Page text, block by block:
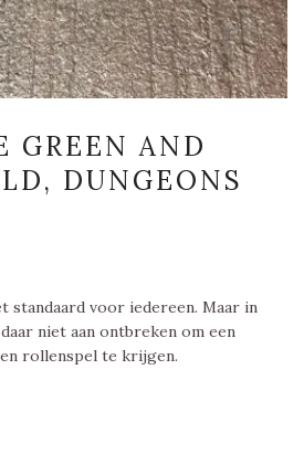
GREEN AND
DUNGEONS
standaard voor iedereen. Maar in
niet aan ontbreken om een
rollenspel te krijgen.